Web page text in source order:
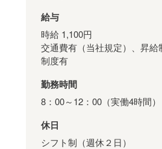
給与
時給 1,100円
交通費有（当社規定）、昇給
制度有
勤務時間
8：00～12：00（実働4時間）
休日
シフト制（週休２日）